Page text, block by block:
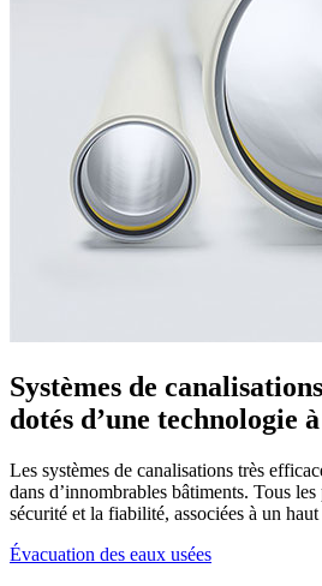
Systèmes de canalisations
dotés d’une technologie
Les systèmes de canalisations très
dans d’innombrables bâtiments. Tous
sécurité et la fiabilité, associées à un
Évacuation des eaux usées